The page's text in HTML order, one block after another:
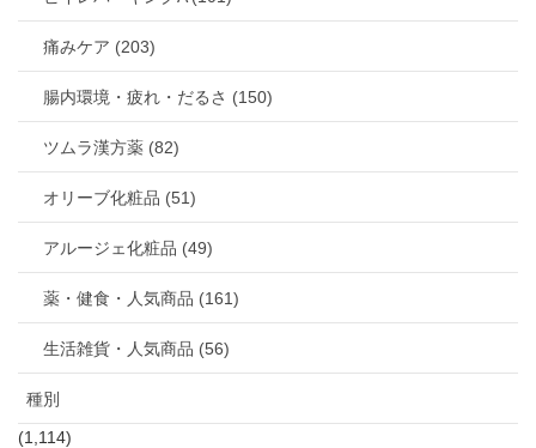
痛みケア (203)
腸内環境・疲れ・だるさ (150)
ツムラ漢方薬 (82)
オリーブ化粧品 (51)
アルージェ化粧品 (49)
薬・健食・人気商品 (161)
生活雑貨・人気商品 (56)
種別
(1,114)